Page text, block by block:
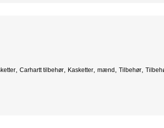
Carhartt tilbehør Kasketter mænd Tilbehør